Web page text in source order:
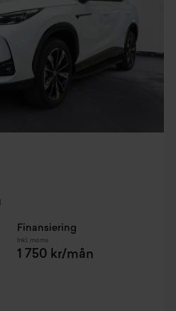
Finansiering
Inkl. moms
1 750 kr/mån